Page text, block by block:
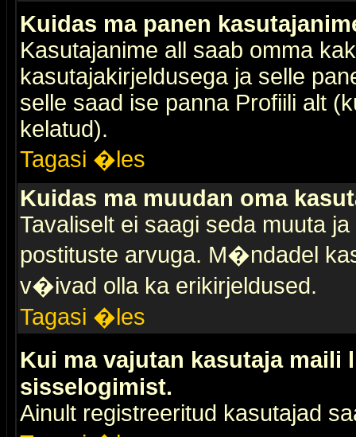
Kuidas ma panen
Kasutajanime all saab omma
kasutajakirjeldusega ja selle
selle saad ise panna Profiili alt
kelatud).
Tagasi �les
Kuidas ma muudan oma
Tavaliselt ei saagi seda muuta
postituste arvuga. M�ndadel
v�ivad olla ka erikirjeldused.
Tagasi �les
Kui ma vajutan kasutaja
sisselogimist.
Ainult registreeritud kasutajad